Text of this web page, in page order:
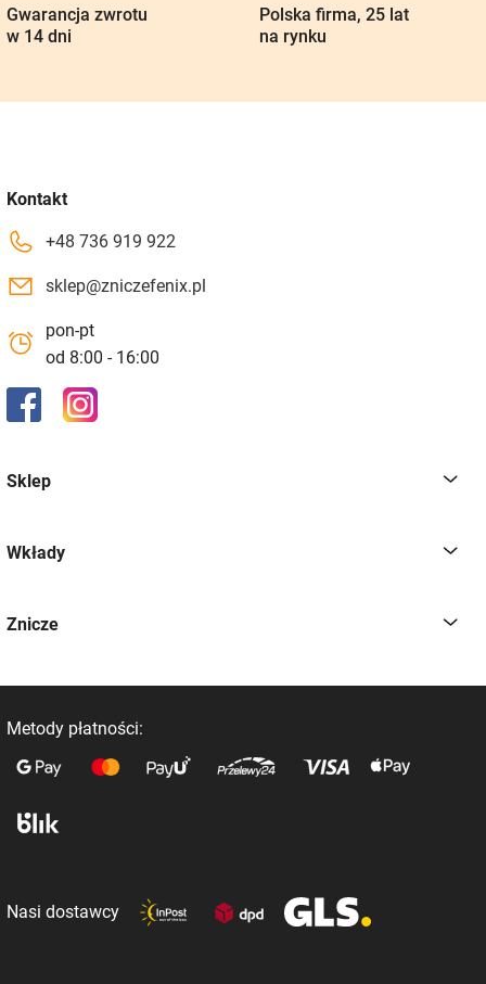
Gwarancja zwrotu
w 14 dni
Polska firma, 25 lat
na rynku
Kontakt
+48 736 919 922
sklep@zniczefenix.pl
pon-pt
od 8:00 - 16:00
Sklep
Wkłady
Znicze
Metody płatności:
Nasi dostawcy